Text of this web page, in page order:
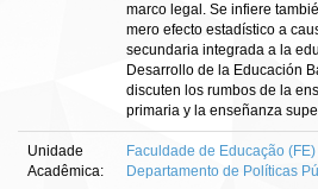
marco legal. Se infiere
mero efecto estadístico a
secundaria integrada a la
Desarrollo de la Educación
discuten los rumbos de la
primaria y la enseñanza
Unidade
Acadêmica:
Faculdade de Educação (FE)
Departamento de Políticas